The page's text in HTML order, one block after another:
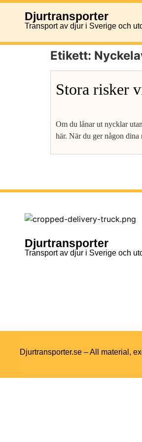
Djurtransporter
Transport av djur i Sverige och
Etikett:
Stora risker
Om du lånar ut nycklar
här. När du ger någon
Djurtransporter
Transport av djur i Sverige och
Djurtransporter.se – All material,